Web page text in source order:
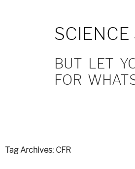
SCIENCE
FOR WHATSOEVER IS MORE
Tag Archives: CFR